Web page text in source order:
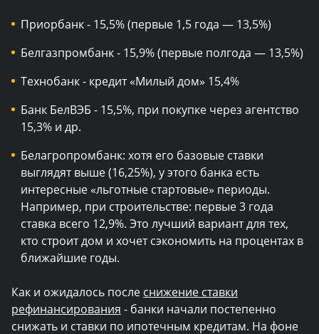
Приорбанк - 15,5% (первые 1,5 года — 13,5%)
Белгазпромбанк - 15,9% (первые полгода — 13,5%)
Технобанк - кредит «Милый дом» 15,4%
Банк БелВЭБ - 15,5%, при покупке через агентство
15,3% и др.
Белагропромбанк: хотя его базовые ставки
выглядят выше (16,25%), у этого банка есть
интересные «льготные стартовые» периоды.
Например, при строительстве: первые 3 года
ставка всего 12,9%. Это лучший вариант для тех,
кто строит дом и хочет сэкономить на процентах в
ближайшие годы.
Как и ожидалось после снижение ставки
рефинансирования - банки начали постепенно
снижать и ставки по ипотечным кредитам. На фоне